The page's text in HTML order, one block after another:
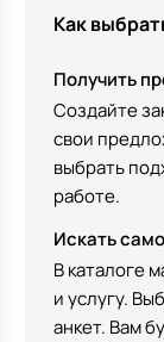
Как
Получить
Создайте
свои
выбрать
работе.
Искать
В каталоге
и услугу.
анкет. Вам